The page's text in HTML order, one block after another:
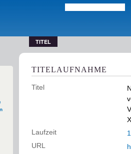
TITEL
TITELAUFNAHME
Titel
Laufzeit
URL